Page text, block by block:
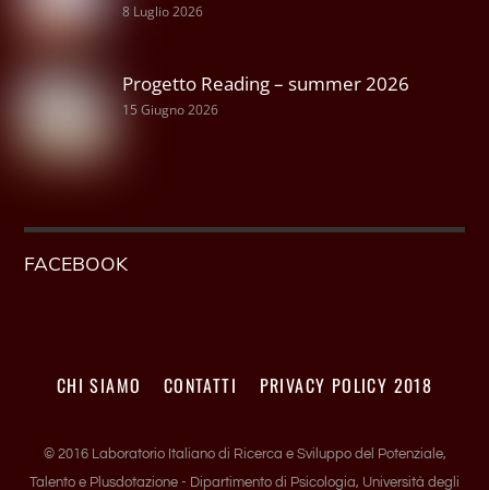
8 Luglio 2026
Progetto Reading – summer 2026
15 Giugno 2026
FACEBOOK
CHI SIAMO CONTATTI PRIVACY POLICY 2018
© 2016 Laboratorio Italiano di Ricerca e Sviluppo del Potenziale,
Talento e Plusdotazione - Dipartimento di Psicologia, Università degli